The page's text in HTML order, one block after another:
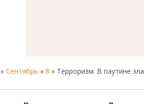
» Сентябрь » 8 » Терроризм. В паутине